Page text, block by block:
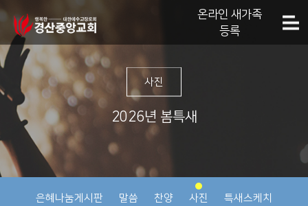
온라인 새가족
등록
사진
2026년 봄특새
은혜나눔게시판 말씀 찬양 사진 특새스케치